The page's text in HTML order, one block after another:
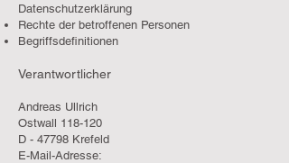
Datenschutzerklärung
Rechte der betroffenen Personen
Begriffsdefinitionen
Verantwortlicher
Andreas Ullrich
Ostwall 118-120
D - 47798 Krefeld
E-Mail-Adresse: